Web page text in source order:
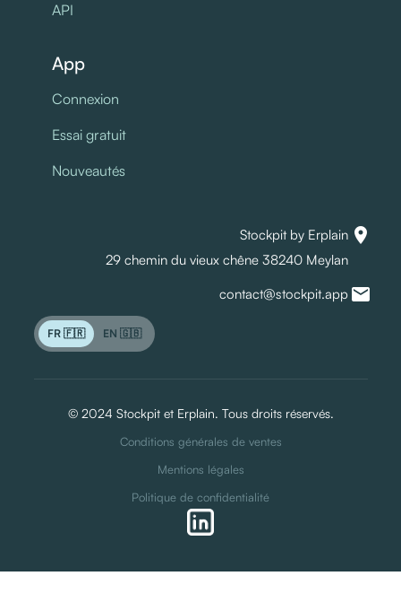
API
App
Connexion
Essai gratuit
Nouveautés
Stockpit by Erplain
29 chemin du vieux chêne 38240 Meylan
location_on
contact@stockpit.app mail
FR 🇫🇷 EN 🇬🇧
© 2024 Stockpit et Erplain. Tous droits réservés.
Conditions générales de ventes
Mentions légales
Politique de confidentialité